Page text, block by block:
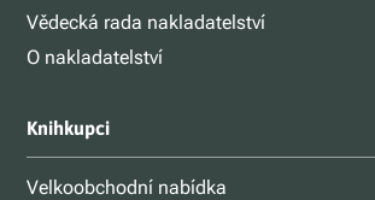
Vědecká rada nakladatelství
O nakladatelství
Knihkupci
Velkoobchodní nabídka